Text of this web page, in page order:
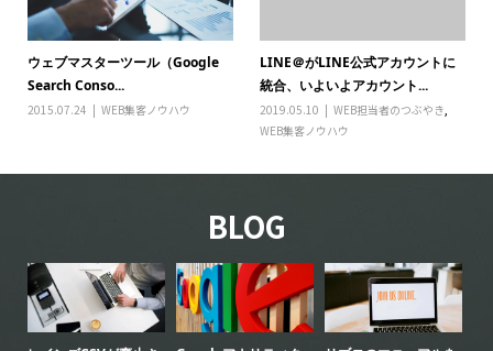
ウェブマスターツール（Google
Search Conso...
2015.07.24 WEB集客ノウハウ
LINE＠がLINE公式アカウントに
統合、いよいよアカウント...
2019.05.10 WEB担当者のつぶやき,
WEB集客ノウハウ
BLOG